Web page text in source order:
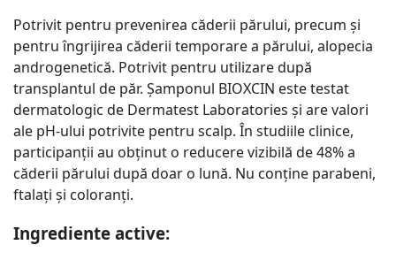
Potrivit pentru prevenirea căderii părului, precum și
pentru îngrijirea căderii temporare a părului, alopecia
androgenetică. Potrivit pentru utilizare după
transplantul de păr. Șamponul BIOXCIN este testat
dermatologic de Dermatest Laboratories și are valori
ale pH-ului potrivite pentru scalp. În studiile clinice,
participanții au obținut o reducere vizibilă de 48% a
căderii părului după doar o lună. Nu conține parabeni,
ftalați și coloranți.
Ingrediente active: